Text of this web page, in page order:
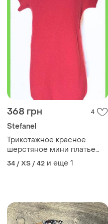
368 грн 4
Stefanel
Трикотажное красное
шерстяное мини платье
гольф короткий рукав
шерсть р. s stefanel
34 / XS / 42 и еще 1